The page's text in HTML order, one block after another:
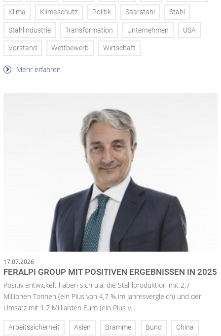
Klima Klimaschutz Politik Saarstahl Stahl
Stahlindustrie Transformation Unternehmen USA
Vorstand Wettbewerb Wirtschaft
Mehr erfahren
17.07.2026
FERALPI GROUP MIT POSITIVEN ERGEBNISSEN IN 2025
Positiv entwickelt haben sich u.a. die Stahlproduktion mit 2,7
Millionen Tonnen (ein Plus von 4,7 % im Jahresvergleich) und der
Umsatz mit 1,7 Milliarden Euro (ein Plus v...
Arbeitssicherheit Asien Bramme Bund China